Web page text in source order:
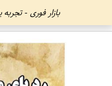
بازار فوری -